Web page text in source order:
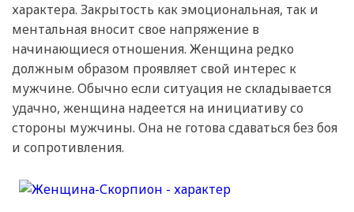
характера. Закрытость как эмоциональная, так и
ментальная вносит свое напряжение в
начинающиеся отношения. Женщина редко
должным образом проявляет свой интерес к
мужчине. Обычно если ситуация не складывается
удачно, женщина надеется на инициативу со
стороны мужчины. Она не готова сдаваться без боя
и сопротивления.